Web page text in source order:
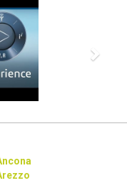
tutte le
R2025
NVIDIA: una